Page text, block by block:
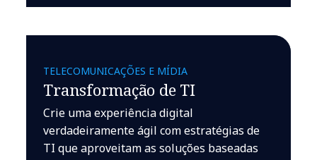
TELECOMUNICAÇÕES E MÍDIA
Transformação de TI
Crie uma experiência digital
verdadeiramente ágil com estratégias de
TI que aproveitam as soluções baseadas